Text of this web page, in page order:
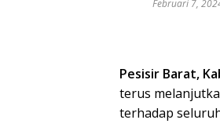
Februari 7,
Pesisir Barat,
terus
terhadap